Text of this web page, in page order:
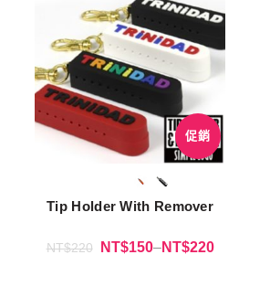
促銷
Tip Holder With Remover
NT$220 NT$150–NT$220